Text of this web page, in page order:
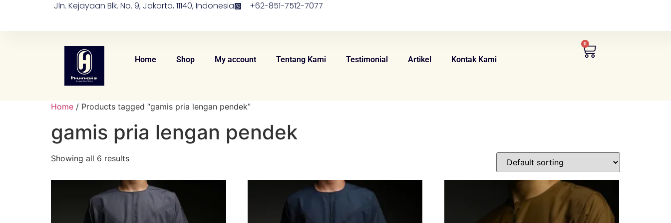
Jln. Kejayaan Blk. No. 9, Jakarta, 11140, Indonesia +62-851-7512-7077
Home Shop My account Tentang Kami Testimonial Artikel Kontak Kami
0
Home / Products tagged “gamis pria lengan pendek”
gamis pria lengan pendek
Showing all 6 results